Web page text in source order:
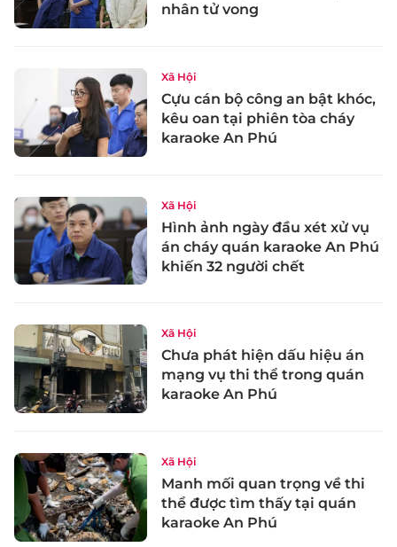
nhân tử vong
Xã Hội
Cựu cán bộ công an bật khóc,
kêu oan tại phiên tòa cháy
karaoke An Phú
Xã Hội
Hình ảnh ngày đầu xét xử vụ
án cháy quán karaoke An Phú
khiến 32 người chết
Xã Hội
Chưa phát hiện dấu hiệu án
mạng vụ thi thể trong quán
karaoke An Phú
Xã Hội
Manh mối quan trọng về thi
thể được tìm thấy tại quán
karaoke An Phú